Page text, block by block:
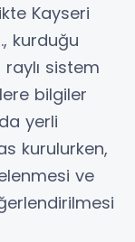
Kayseri
kurduğu
sistem
bilgiler
yerli
kurulurken,
ve